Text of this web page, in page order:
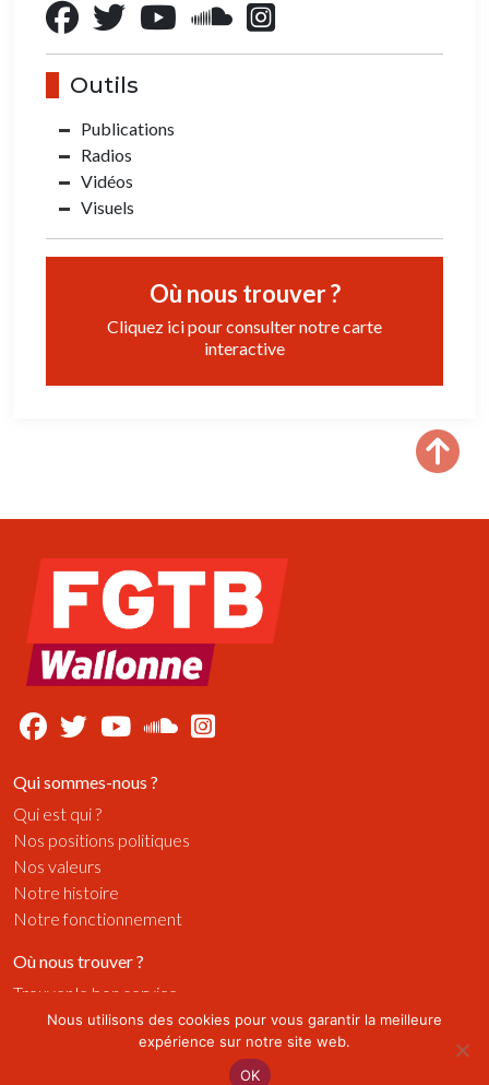
Outils
Publications
Radios
Vidéos
Visuels
Où nous trouver ?
Cliquez ici pour consulter notre carte
interactive
Qui sommes-nous ?
Qui est qui ?
Nos positions politiques
Nos valeurs
Notre histoire
Notre fonctionnement
Où nous trouver ?
Trouver le bon service
Les régionales
Les centrales professionnelles
Nous utilisons des cookies pour vous garantir la meilleure
expérience sur notre site web.
OK